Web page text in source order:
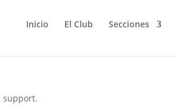
Inicio El Club Secciones
support.